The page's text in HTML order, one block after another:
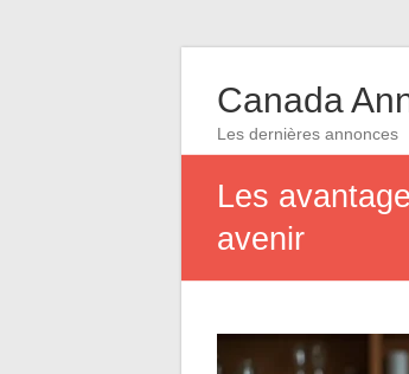
Canada
Les dernières annonces
Les
avenir